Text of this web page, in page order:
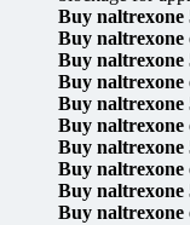
Buy naltrexone
Buy naltrexone
Buy naltrexone
Buy naltrexone
Buy naltrexone
Buy naltrexone
Buy naltrexone
Buy naltrexone
Buy naltrexone
Buy naltrexone